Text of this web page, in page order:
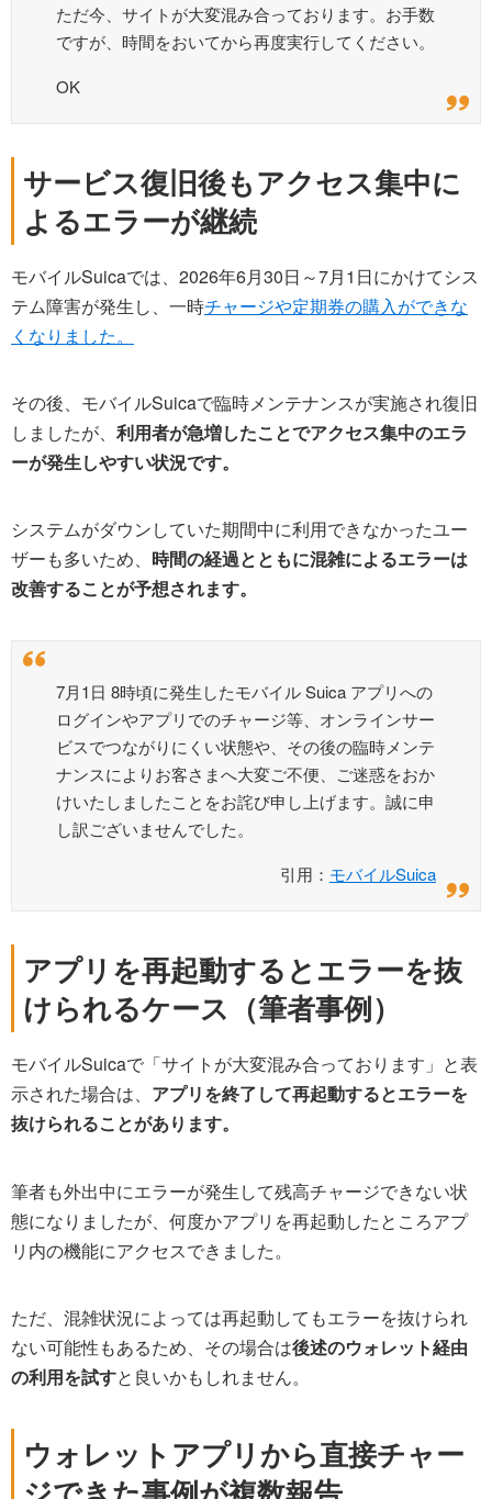
ただ今、サイトが大変混み合っております。お手数
ですが、時間をおいてから再度実行してください。
OK
サービス復旧後もアクセス集中に
よるエラーが継続
モバイルSuicaでは、2026年6月30日～7月1日にかけてシス
テム障害が発生し、一時チャージや定期券の購入ができな
くなりました。
その後、モバイルSuicaで臨時メンテナンスが実施され復旧
しましたが、 利用者が急増したことでアクセス集中のエラ
ーが発生しやすい状況です。
システムがダウンしていた期間中に利用できなかったユー
ザーも多いため、 時間の経過とともに混雑によるエラーは
改善することが予想されます。
7月1日 8時頃に発生したモバイル Suica アプリへの
ログインやアプリでのチャージ等、オンラインサー
ビスでつながりにくい状態や、その後の臨時メンテ
ナンスによりお客さまへ大変ご不便、ご迷惑をおか
けいたしましたことをお詫び申し上げます。誠に申
し訳ございませんでした。
引用： モバイルSuica
アプリを再起動するとエラーを抜
けられるケース（筆者事例）
モバイルSuicaで「サイトが大変混み合っております」と表
示された場合は、 アプリを終了して再起動するとエラーを
抜けられることがあります。
筆者も外出中にエラーが発生して残高チャージできない状
態になりましたが、何度かアプリを再起動したところアプ
リ内の機能にアクセスできました。
ただ、混雑状況によっては再起動してもエラーを抜けられ
ない可能性もあるため、その場合は後述のウォレット経由
の利用を試すと良いかもしれません。
ウォレットアプリから直接チャー